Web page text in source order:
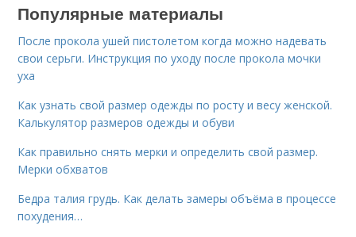
Популярные материалы
После прокола ушей пистолетом когда можно надевать
свои серьги. Инструкция по уходу после прокола мочки
уха
Как узнать свой размер одежды по росту и весу женской.
Калькулятор размеров одежды и обуви
Как правильно снять мерки и определить свой размер.
Мерки обхватов
Бедра талия грудь. Как делать замеры объёма в процессе
похудения…